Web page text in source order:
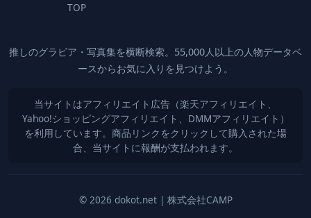
TOP
推しのグラビア・写真集を横断検索。55,000人以上の人物データベ
ースからお気に入りを見つけよう。
当サイトはアフィリエイト広告（楽天アフィリエイト、
Yahoo!ショッピングアフィリエイト、DMMアフィリエイト）
を利用しています。商品リンクをクリックして購入された場
合、当サイトに報酬が支払われます。
© 2026 dokot.net | 株式会社CAMP